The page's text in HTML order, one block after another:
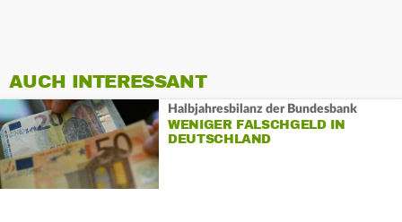
AUCH INTERESSANT
Halbjahresbilanz der Bundesbank
WENIGER FALSCHGELD IN
DEUTSCHLAND